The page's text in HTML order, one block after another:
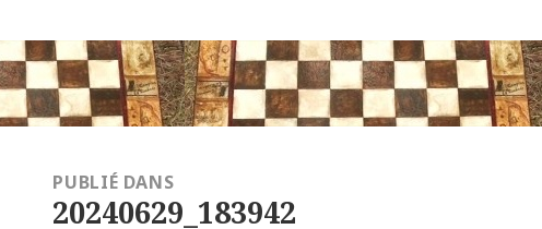
PUBLIÉ DANS
20240629_183942